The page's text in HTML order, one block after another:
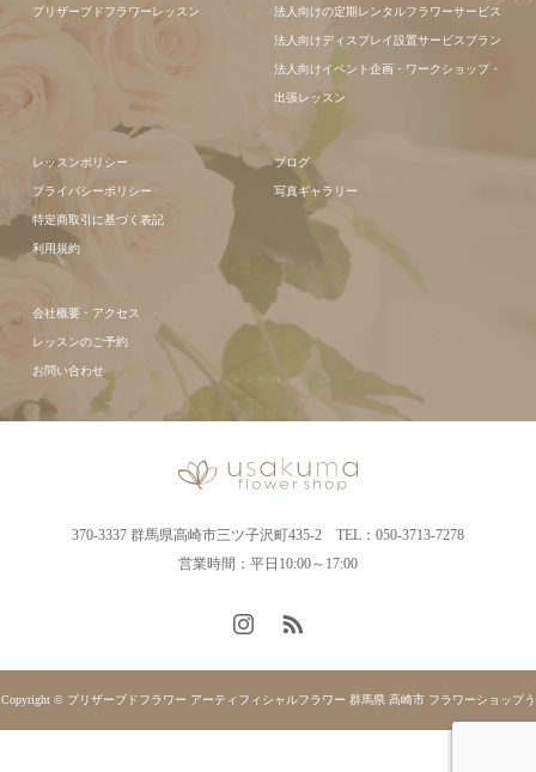
プリザーブドフラワーレッスン 法人向けの定期レンタルフラワーサービス
法人向けディスプレイ設置サービスプラン
法人向けイベント企画・ワークショップ・
出張レッスン
レッスンポリシー
プライバシーポリシー
特定商取引に基づく表記
利用規約
ブログ
写真ギャラリー
会社概要・アクセス
レッスンのご予約
お問い合わせ
370-3337 群馬県高崎市三ツ子沢町435-2 TEL：050-3713-7278
営業時間：平日10:00～17:00
Copyright © プリザーブドフラワー アーティフィシャルフラワー 群馬県 高崎市 フラワーショップう